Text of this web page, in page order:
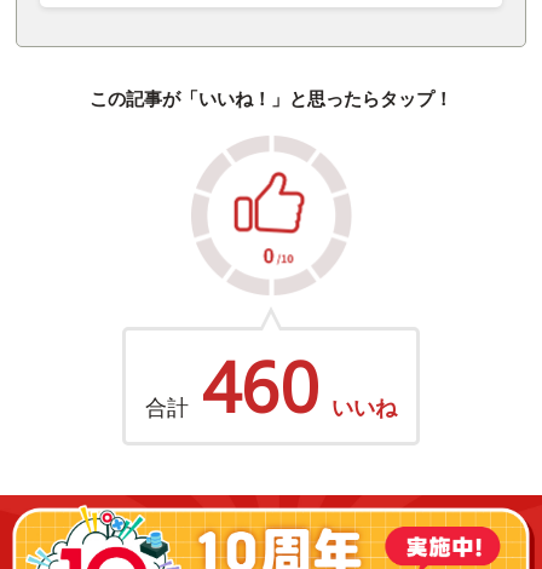
この記事が「いいね！」と思ったらタップ！
合計 460 いいね